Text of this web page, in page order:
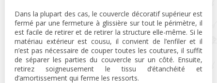
Dans la plupart des cas, le couvercle décoratif supérieur est
fermé par une fermeture à glissière sur tout le périmètre, il
est facile de retirer et de retirer la structure elle-même. Si le
matériau extérieur est cousu, il convient de l’enfiler et il
n’est pas nécessaire de couper toutes les coutures, il suffit
de séparer les parties du couvercle sur un côté. Ensuite,
retirez soigneusement le tissu d’étanchéité et
d’amortissement qui ferme les ressorts.